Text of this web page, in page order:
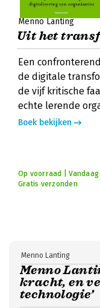
Menno Lanting
Uit het
Een
de digitale
de vijf kritische
echte lerende
Boek bekijken
Op voorraad |
Gratis verzonden
Menno
kracht, en
technologie’
Menno Lanting